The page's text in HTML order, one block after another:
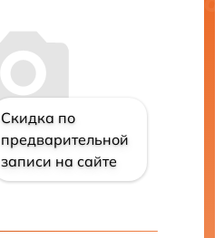
Скидка по
предварительной
записи на сайте